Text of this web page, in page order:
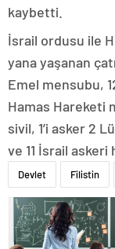
kaybetti.
İsrail ordusu ile
yana yaşanan
Emel mensubu,
Hamas Hareketi
sivil, 1’i asker 2
ve 11 İsrail askeri
Devlet Filistin